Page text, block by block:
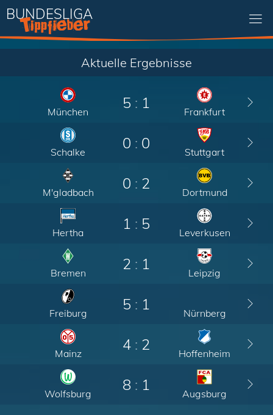
BUNDESLIGA
Aktuelle Ergebnisse
München 5 : 1 Frankfurt
Schalke 0 : 0 Stuttgart
M'gladbach 0 : 2 Dortmund
Hertha 1 : 5 Leverkusen
Bremen 2 : 1 Leipzig
Freiburg 5 : 1 Nürnberg
Mainz 4 : 2 Hoffenheim
Wolfsburg 8 : 1 Augsburg